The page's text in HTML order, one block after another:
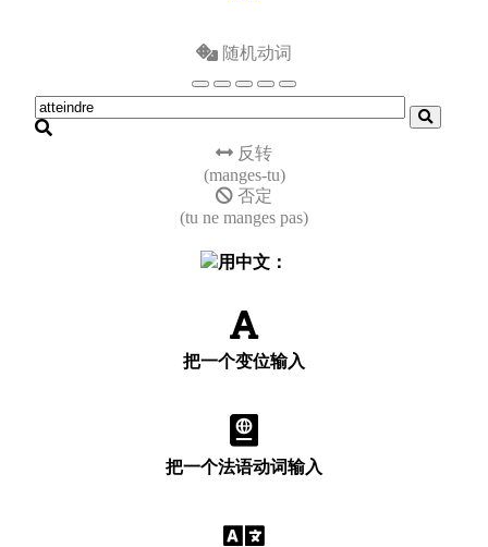
随机动词
反转
(manges-tu)
否定
(tu ne manges pas)
用中文：
把一个变位输入
把一个法语动词输入